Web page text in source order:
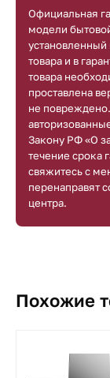
Официальная
модели
установленный
товара и в
товара
проставлена
не
Закону РФ «О
течение срока
свяжитесь с
перенаправят
центра.
Похожие